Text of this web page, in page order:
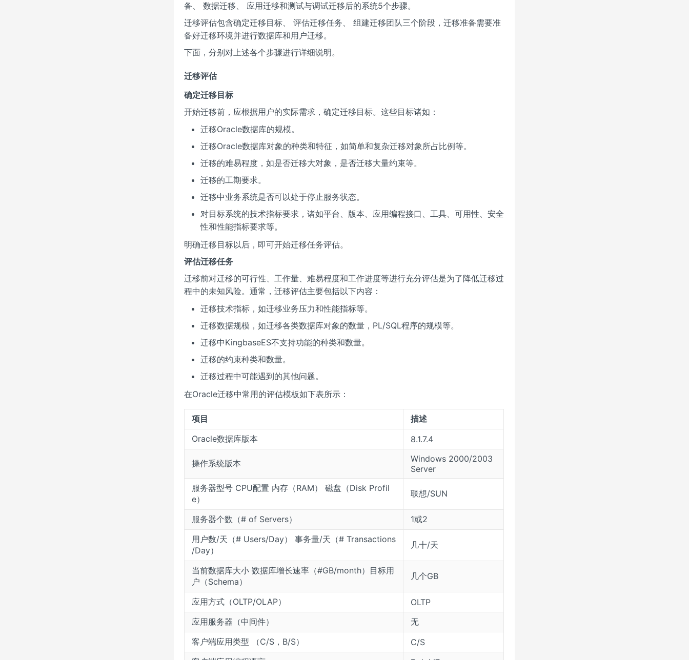
备、 数据迁移、 应用迁移和测试与调试迁移后的系统5个步骤。
迁移评估包含确定迁移目标、 评估迁移任务、 组建迁移团队三个阶段，迁移准备需要准
备好迁移环境并进行数据库和用户迁移。
下面，分别对上述各个步骤进行详细说明。
迁移评估
确定迁移目标
开始迁移前，应根据用户的实际需求，确定迁移目标。这些目标诸如：
迁移Oracle数据库的规模。
迁移Oracle数据库对象的种类和特征，如简单和复杂迁移对象所占比例等。
迁移的难易程度，如是否迁移大对象，是否迁移大量约束等。
迁移的工期要求。
迁移中业务系统是否可以处于停止服务状态。
对目标系统的技术指标要求，诸如平台、版本、应用编程接口、工具、可用性、安全
性和性能指标要求等。
明确迁移目标以后，即可开始迁移任务评估。
评估迁移任务
迁移前对迁移的可行性、工作量、难易程度和工作进度等进行充分评估是为了降低迁移过
程中的未知风险。通常，迁移评估主要包括以下内容：
迁移技术指标，如迁移业务压力和性能指标等。
迁移数据规模，如迁移各类数据库对象的数量，PL/SQL程序的规模等。
迁移中KingbaseES不支持功能的种类和数量。
迁移的约束种类和数量。
迁移过程中可能遇到的其他问题。
在Oracle迁移中常用的评估模板如下表所示：
项目
描述
Oracle数据库版本
8.1.7.4
操作系统版本
Windows 2000/2003
Server
服务器型号 CPU配置 内存（RAM） 磁盘（Disk Profil
e）
联想/SUN
服务器个数（# of Servers）
1或2
用户数/天（# Users/Day） 事务量/天（# Transactions
/Day）
几十/天
当前数据库大小 数据库增长速率（#GB/month）目标用
户（Schema）
几个GB
应用方式（OLTP/OLAP）
OLTP
应用服务器（中间件）
无
客户端应用类型 （C/S，B/S）
C/S